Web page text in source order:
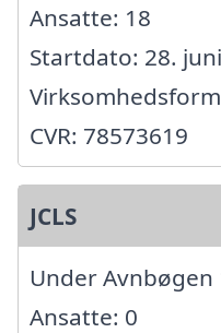
Ansatte: 18
Startdato: 28.
CVR: 78573619
JCLS
Under Avnbøgen
Ansatte: 0